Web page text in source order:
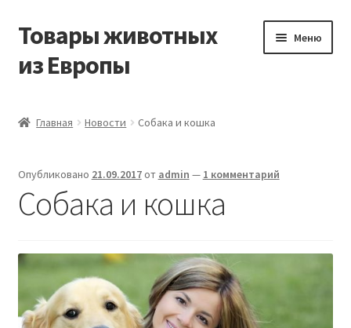
Перейти
навигации
Перейти
содержимому
Товары животных
из Европы
Меню
Заказать доставку корма из Германии
Корзина
Мой аккаунт
Главная Новости Собака и кошка
Опубликовано 21.09.2017от admin — 1 комментарий
Собака и кошка